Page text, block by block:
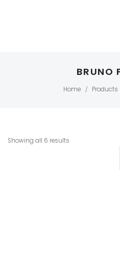
BRUNO
Home / Products
Showing all 6 results